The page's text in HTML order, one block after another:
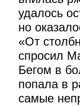
удалось
но
«От
спросил
Бегом в
попала в
самые